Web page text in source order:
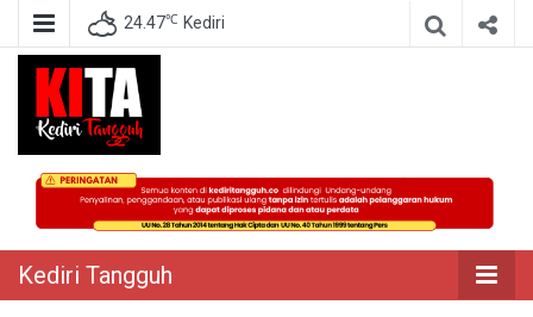
24.47℃ Kediri
Kediri Tangguh
Berita Akurat Terpercaya
Kediri Tangguh